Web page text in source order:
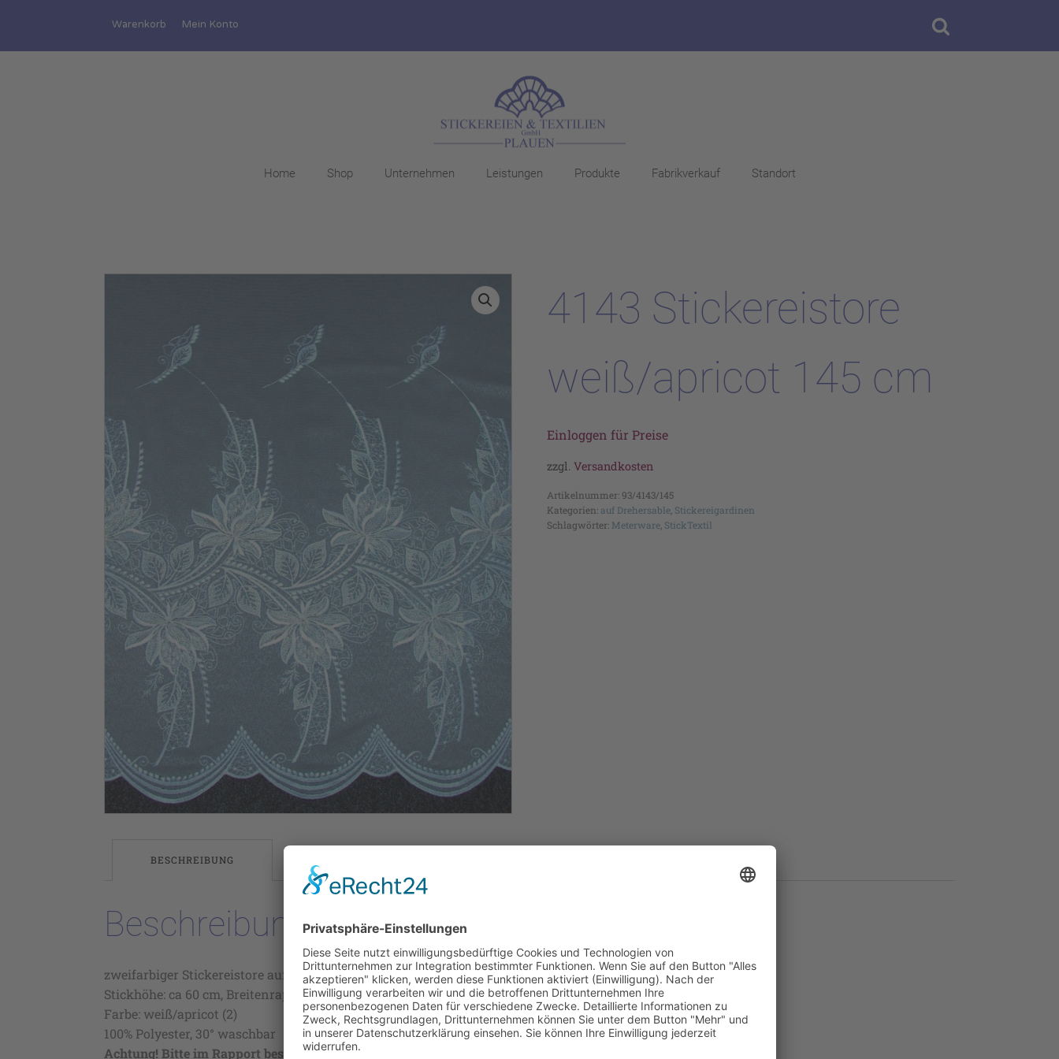
Warenkorb Mein Konto
Home Shop Unternehmen Leistungen Produkte Fabrikverkauf Standort
4143 Stickereistore
weiß/apricot 145 cm
Einloggen für Preise
zzgl. Versandkosten
Artikelnummer: 93/4143/145
Kategorien: auf Drehersable, Stickereigardinen
Schlagwörter: Meterware, StickTextil
BESCHREIBUNG
Beschreibung
zweifarbiger Stickereistore auf Webgardine,
Stickhöhe: ca 60 cm, Breitenrapport ca 16,3 cm,
Farbe: weiß/apricot (2)
100% Polyester, 30° waschbar
Achtung! Bitte im Rapport bestellen!